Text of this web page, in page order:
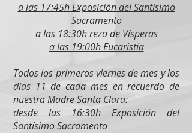
a las 17:45h Exposición del Santísimo
Sacramento
a las 18:30h rezo de Vísperas
a las 19:00h Eucaristía
Todos los primeros viernes de mes y los
días 11 de cada mes en recuerdo de
nuestra Madre Santa Clara:
desde las 16:30h Exposición del
Santísimo Sacramento